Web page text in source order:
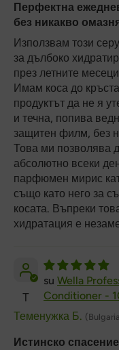
Перфектна
без никакво
Използвам този
за дълбоко
през летните
Имам коса до
продуктът да не я
и течна, попива
защитен филм, без
Това ми позволява
абсолютно всеки
парфюмен мирис
също като него за
косата. Въпреки
хидратация е
Т
Wella
Conditioner -
Теменужка Б.
Истинско